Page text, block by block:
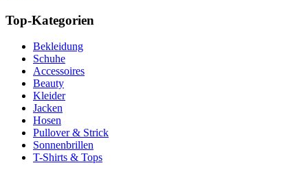
Top-Kategorien
Bekleidung
Schuhe
Accessoires
Beauty
Kleider
Jacken
Hosen
Pullover & Strick
Sonnenbrillen
T-Shirts & Tops